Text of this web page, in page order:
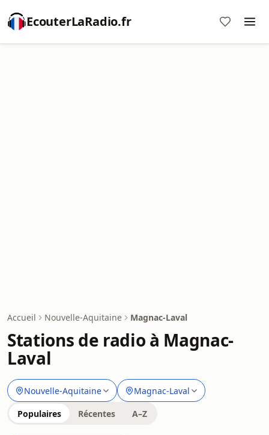
EcouterLaRadio.fr
Accueil Nouvelle-Aquitaine Magnac-Laval
Stations de radio à Magnac-
Laval
Nouvelle-Aquitaine Magnac-Laval
Populaires Récentes A–Z